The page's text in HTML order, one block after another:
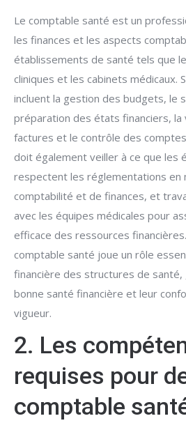
Le comptable santé est un
les finances et les aspects
établissements de santé tels que
cliniques et les cabinets médicaux.
incluent la gestion des budgets, le
préparation des états financiers, la
factures et le contrôle des
doit également veiller à ce que les
respectent les réglementations en
comptabilité et de finances, et
avec les équipes médicales pour
efficace des ressources
comptable santé joue un rôle
financière des structures de
bonne santé financière et leur
vigueur.
2. Les
requises pour
comptable